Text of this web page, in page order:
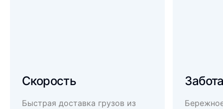
Скорость
Быстрая доставка грузов из